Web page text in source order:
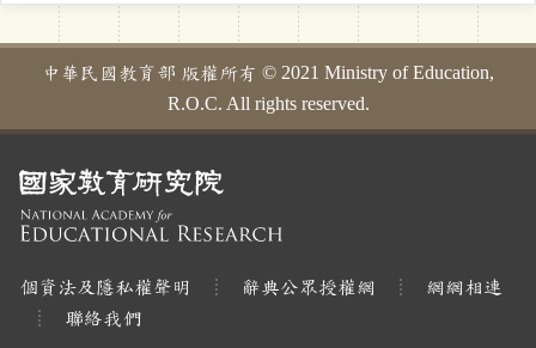
中華民國教育部 版權所有 © 2021 Ministry of Education,
R.O.C. All rights reserved.
個資法及隱私權聲明 辭典公眾授權網
網網相連
聯絡我們